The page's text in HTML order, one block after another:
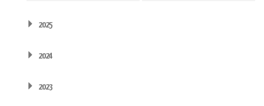
2025
2024
2023